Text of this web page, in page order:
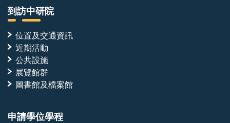
到訪中研院
位置及交通資訊
近期活動
公共設施
展覽館群
圖書館及檔案館
申請學位學程